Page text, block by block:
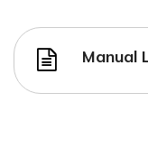
Manual